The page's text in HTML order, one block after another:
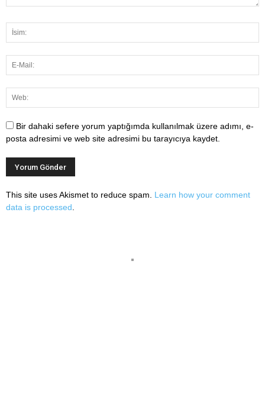
Bir dahaki sefere yorum yaptığımda kullanılmak üzere adımı, e-
posta adresimi ve web site adresimi bu tarayıcıya kaydet.
This site uses Akismet to reduce spam. Learn how your comment
data is processed